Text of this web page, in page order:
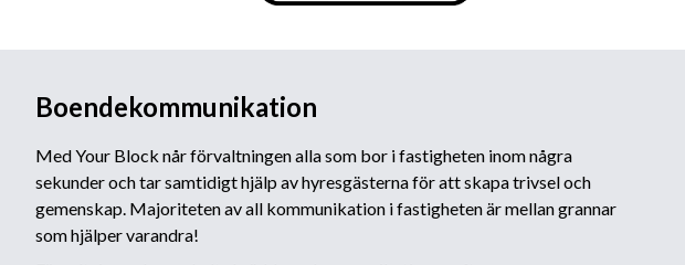
Boendekommunikation
Med Your Block når förvaltningen alla som bor i fastigheten inom några
sekunder och tar samtidigt hjälp av hyresgästerna för att skapa trivsel och
gemenskap. Majoriteten av all kommunikation i fastigheten är mellan grannar
som hjälper varandra!